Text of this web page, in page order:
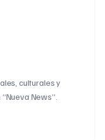
culturales y
News”.